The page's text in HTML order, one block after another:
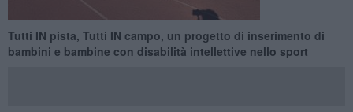
​Tutti IN pista, Tutti IN campo, un progetto di inserimento di
bambini e bambine con disabilità intellettive nello sport